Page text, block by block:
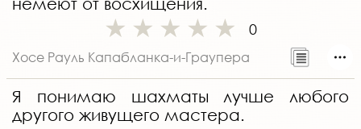
немеют от восхищения.
0
Хосе Рауль Капабланка-и-Граупера
Я понимаю шахматы лучше любого
другого живущего мастера.